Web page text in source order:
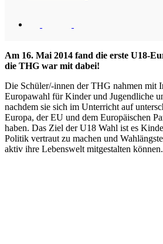
Am 16. Mai 2014 fand die erste U18-
die THG war mit dabei!
Die Schüler/-innen der THG nahmen mit
Europawahl für Kinder und Jugendliche
nachdem sie sich im Unterricht auf
Europa, der EU und dem Europäischen
haben. Das Ziel der U18 Wahl ist es
Politik vertraut zu machen und
aktiv ihre Lebenswelt mitgestalten können.